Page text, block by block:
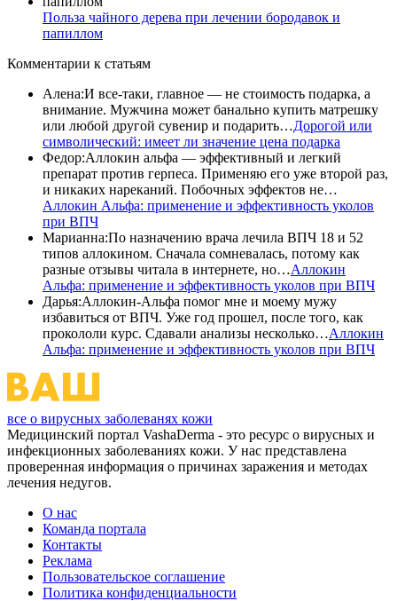
Польза чайного дерева при лечении бородавок и
папиллом
Комментарии к статьям
Алена:И все-таки, главное — не стоимость подарка, а
внимание. Мужчина может банально купить матрешку
или любой другой сувенир и подарить…Дорогой или
символический: имеет ли значение цена подарка
Федор:Аллокин альфа — эффективный и легкий
препарат против герпеса. Применяю его уже второй раз,
и никаких нареканий. Побочных эффектов не…
Аллокин Альфа: применение и эффективность уколов
при ВПЧ
Марианна:По назначению врача лечила ВПЧ 18 и 52
типов аллокином. Сначала сомневалась, потому как
разные отзывы читала в интернете, но…Аллокин
Альфа: применение и эффективность уколов при ВПЧ
Дарья:Аллокин-Альфа помог мне и моему мужу
избавиться от ВПЧ. Уже год прошел, после того, как
прокололи курс. Сдавали анализы несколько…Аллокин
Альфа: применение и эффективность уколов при ВПЧ
все о вирусных заболеванях кожи
Медицинский портал VashaDerma - это ресурс о вирусных и
инфекционных заболеваниях кожи. У нас представлена
проверенная информация о причинах заражения и методах
лечения недугов.
О нас
Команда портала
Контакты
Реклама
Пользовательское соглашение
Политика конфиденциальности